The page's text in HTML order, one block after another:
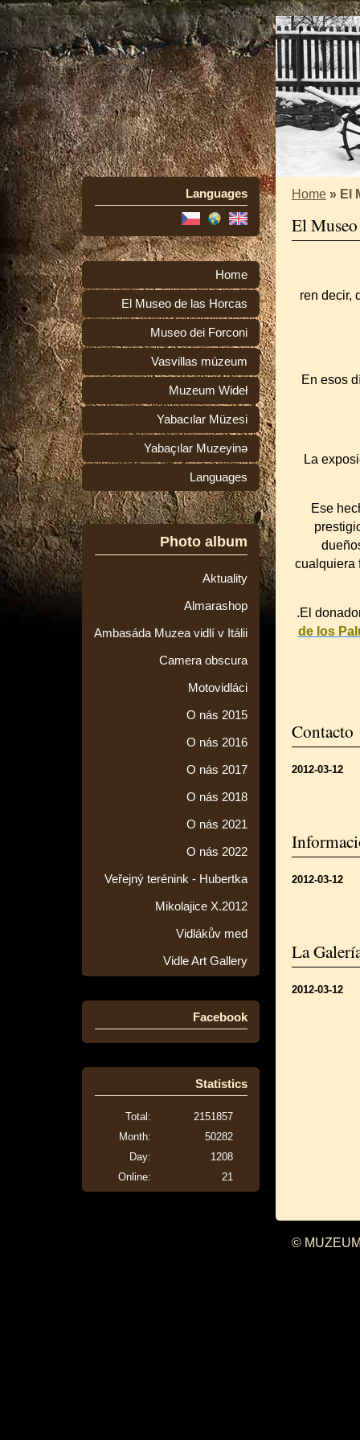
Languages
Home
El Museo de las Horcas
Museo dei Forconi
Vasvillas múzeum
Muzeum Wideł
Yabacılar Müzesi
Yabaçılar Muzeyinə
Languages
Photo album
Aktuality
Almarashop
Ambasáda Muzea vidlí v Itálii
Camera obscura
Motovidláci
O nás 2015
O nás 2016
O nás 2017
O nás 2018
O nás 2021
O nás 2022
Veřejný terénink - Hubertka
Mikolajice X.2012
Vidlákův med
Vidle Art Gallery
Facebook
Statistics
Online: 21
Total:
2151857
Month:
50282
Day:
1208
Home » El
El
ren decir,
En esos
La
Ese
cualquiera
.El
de los
Contacto
2012-03-12
2012-03-12
La
2012-03-12
©